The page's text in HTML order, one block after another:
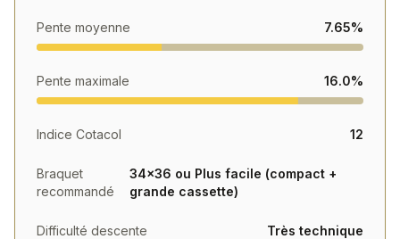
étages de végétation, passant à travers
différents paysages forestiers.
accessible pour une sortie à la journée,
combinant challenge sportif et découverte d'un
territoire authentique.
Pente moyenne 7.65%
Pente maximale 16.0%
Indice Cotacol 12
Braquet
recommandé
34×36 ou Plus facile (compact +
grande cassette)
Difficulté descente Très technique